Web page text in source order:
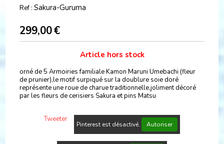
Ref : Sakura-Guruma
299,00€
Article hors stock
orné de 5 Armoiries familiale Kamon Maruni Umebachi (fleur
de prunier),le motif surpiqué sur la doublure soie doré
représente une roue de charue traditionnelle,joliment décoré
par les fleurs de cerisiers Sakura et pins Matsu
Tweeter
Pinterest est désactivé. Autoriser